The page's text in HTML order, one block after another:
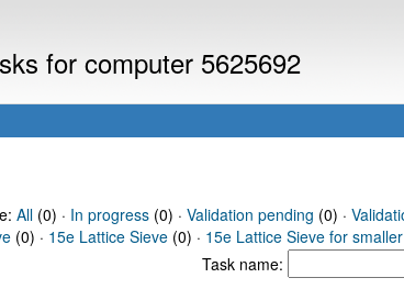
for computer 5625692
All(0) · In progress(0) · Validation pending (0) ·
(0) · 15e Lattice Sieve (0) · 15e Lattice Sieve for
Task name: